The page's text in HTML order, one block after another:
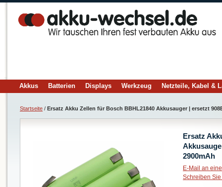
Akkus Batterien Displays Werkzeug Netzteile, Kabel &
Startseite / Ersatz Akku Zellen für Bosch BBHL21840 Akkusauger | ersetzt
Ersatz
2900mAh
E-Mail an
Schreiben